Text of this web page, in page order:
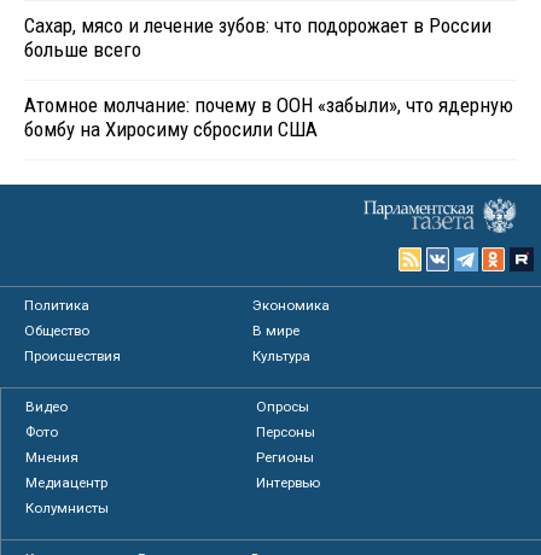
Сахар, мясо и лечение зубов: что подорожает в России
больше всего
Атомное молчание: почему в ООН «забыли», что ядерную
бомбу на Хиросиму сбросили США
Политика
Экономика
Общество
В мире
Происшествия
Культура
Видео
Опросы
Фото
Персоны
Мнения
Регионы
Медиацентр
Интервью
Колумнисты